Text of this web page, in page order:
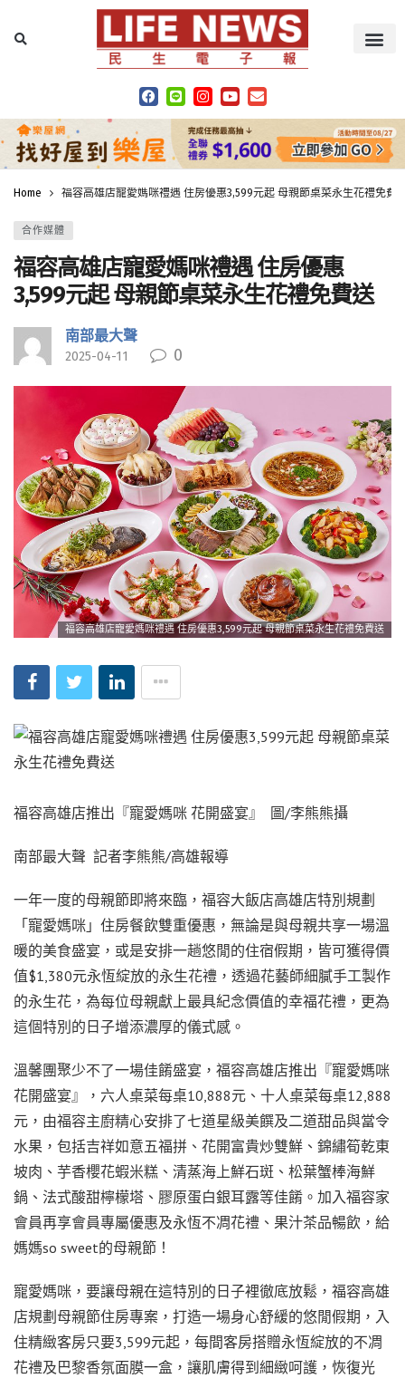
Home 福容高雄店寵愛媽咪禮遇 住房優惠3,599元起 母親節桌菜永生花禮免費
合作媒體
福容高雄店寵愛媽咪禮遇 住房優惠
3,599元起 母親節桌菜永生花禮免費送
南部最大聲
2025-04-11 0
福容高雄店寵愛媽咪禮遇 住房優惠3,599元起 母親節桌菜永生花禮免費送
福容高雄店推出『寵愛媽咪 花開盛宴』 圖/李熊熊攝
南部最大聲 記者李熊熊/高雄報導
一年一度的母親節即將來臨，福容大飯店高雄店特別規劃
「寵愛媽咪」住房餐飲雙重優惠，無論是與母親共享一場溫
暖的美食盛宴，或是安排一趟悠閒的住宿假期，皆可獲得價
值$1,380元永恆綻放的永生花禮，透過花藝師細膩手工製作
的永生花，為每位母親獻上最具紀念價值的幸福花禮，更為
這個特別的日子增添濃厚的儀式感。
溫馨團聚少不了一場佳餚盛宴，福容高雄店推出『寵愛媽咪
花開盛宴』，六人桌菜每桌10,888元、十人桌菜每桌12,888
元，由福容主廚精心安排了七道星級美饌及二道甜品與當令
水果，包括吉祥如意五福拼、花開富貴炒雙鮮、錦繡筍乾東
坡肉、芋香櫻花蝦米糕、清蒸海上鮮石斑、松葉蟹棒海鮮
鍋、法式酸甜檸檬塔、膠原蛋白銀耳露等佳餚。加入福容家
會員再享會員專屬優惠及永恆不凋花禮、果汁茶品暢飲，給
媽媽so sweet的母親節！
寵愛媽咪，要讓母親在這特別的日子裡徹底放鬆，福容高雄
店規劃母親節住房專案，打造一場身心舒緩的悠閒假期，入
住精緻客房只要3,599元起，每間客房搭贈永恆綻放的不凋
花禮及巴黎香氛面膜一盒，讓肌膚得到細緻呵護，恢復光